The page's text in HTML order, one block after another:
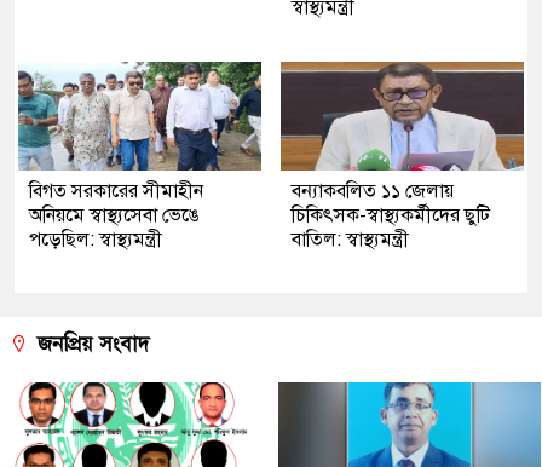
স্বাস্থ্যমন্ত্রী
বিগত সরকারের সীমাহীন
অনিয়মে স্বাস্থ্যসেবা ভেঙে
পড়েছিল: স্বাস্থ্যমন্ত্রী
বন্যাকবলিত ১১ জেলায়
চিকিৎসক-স্বাস্থ্যকর্মীদের ছুটি
বাতিল: স্বাস্থ্যমন্ত্রী
জনপ্রিয় সংবাদ